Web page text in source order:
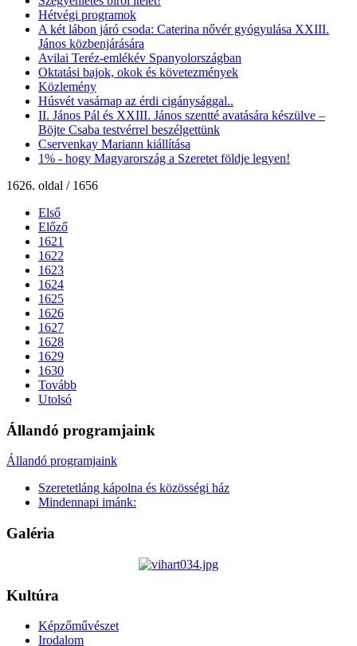
Hétvégi programok
A két lábon járó csoda: Caterina nővér gyógyulása XXIII.
János közbenjárására
Avilai Teréz-emlékév Spanyolországban
Oktatási bajok, okok és követezmények
Közlemény
Húsvét vasárnap az érdi cigánysággal..
II. János Pál és XXIII. János szentté avatására készülve –
Böjte Csaba testvérrel beszélgettünk
Cservenkay Mariann kiállítása
1% - hogy Magyarország a Szeretet földje legyen!
1626. oldal / 1656
Első
Előző
1621
1622
1623
1624
1625
1626
1627
1628
1629
1630
Tovább
Utolsó
Állandó programjaink
Állandó programjaink
Szeretetláng kápolna és közösségi ház
Mindennapi imánk:
Galéria
Kultúra
Képzőművészet
Irodalom